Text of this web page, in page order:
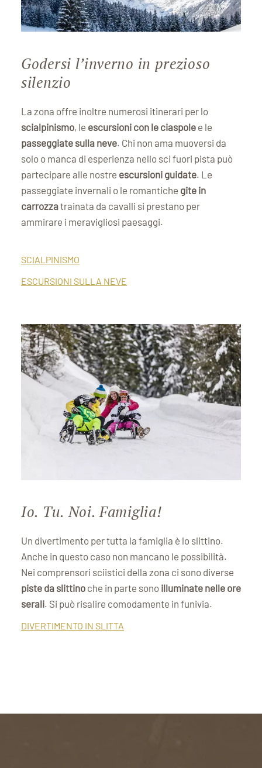
Godersi l’inverno in prezioso
silenzio
La zona offre inoltre numerosi itinerari per lo
scialpinismo, le escursioni con le ciaspole e le
passeggiate sulla neve. Chi non ama muoversi da
solo o manca di esperienza nello sci fuori pista può
partecipare alle nostre escursioni guidate. Le
passeggiate invernali o le romantiche gite in
carrozzatrainata da cavalli si prestano per
ammirare i meravigliosi paesaggi.
SCIALPINISMO
ESCURSIONI SULLA NEVE
Io. Tu. Noi. Famiglia!
Un divertimento per tutta la famiglia è lo slittino.
Anche in questo caso non mancano le possibilità.
Nei comprensori sciistici della zona ci sono diverse
piste da slittino che in parte sono illuminate nelle ore
serali. Si può risalire comodamente in funivia.
DIVERTIMENTO IN SLITTA